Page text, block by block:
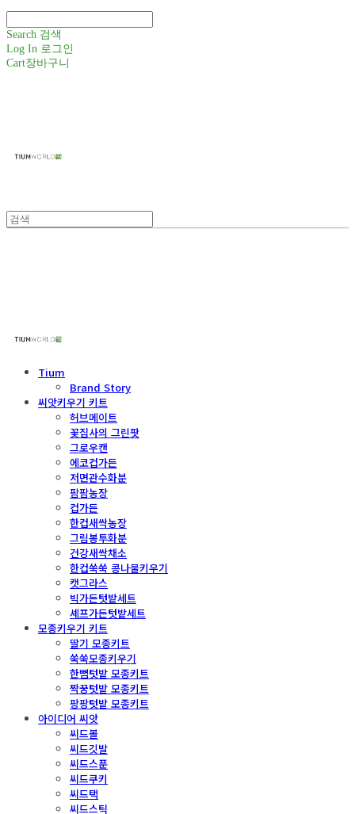
Search 검색
Log In 로그인
Cart장바구니
Tium
Brand Story
씨앗키우기 키트
허브메이트
꽃집사의 그린팟
그로우캔
에코컵가든
저면관수화분
팜팜농장
컵가든
한컵새싹농장
그림봉투화분
건강새싹채소
한컵쑥쑥 콩나물키우기
캣그라스
빅가든텃밭세트
셰프가든텃밭세트
모종키우기 키트
딸기 모종키트
쑥쑥모종키우기
한뼘텃밭 모종키트
짝꿍텃밭 모종키트
팡팡텃밭 모종키트
아이디어 씨앗
씨드볼
씨드깃발
씨드스푼
씨드쿠키
씨드택
씨드스틱